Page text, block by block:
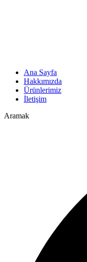
Ana Sayfa
Hakkımızda
Ürünlerimiz
İletişim
Aramak